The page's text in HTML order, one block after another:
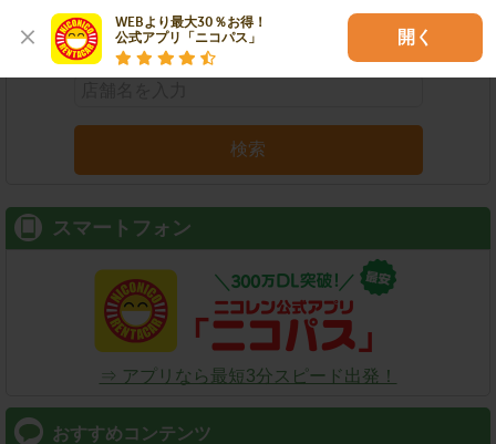
WEBより最大30％お得！
公式アプリ「ニコパス」
開く
店舗名 駅名 空港名
検索
スマートフォン
⇒ アプリなら最短3分スピード出発！
おすすめコンテンツ